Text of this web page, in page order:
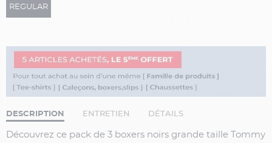
REGULAR
DESCRIPTION ENTRETIEN DÉTAILS
Découvrez ce pack de 3 boxers noirs grande taille Tommy